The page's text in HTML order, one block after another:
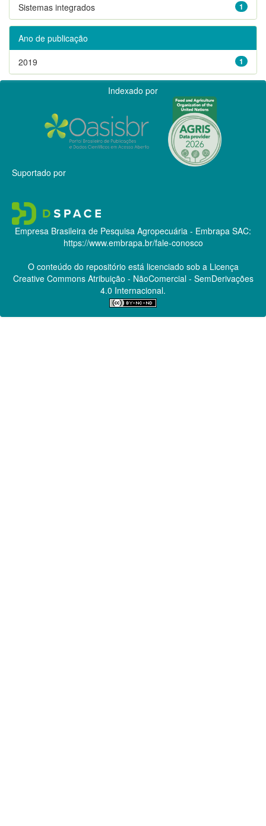
1
Sistemas integrados
Ano de publicação
1
2019
Indexado por
Suportado por
Empresa Brasileira de Pesquisa Agropecuária - Embrapa SAC:
https://www.embrapa.br/fale-conosco
O conteúdo do repositório está licenciado sob a Licença
Creative CommonsAtribuição - NãoComercial - SemDerivações
4.0 Internacional.